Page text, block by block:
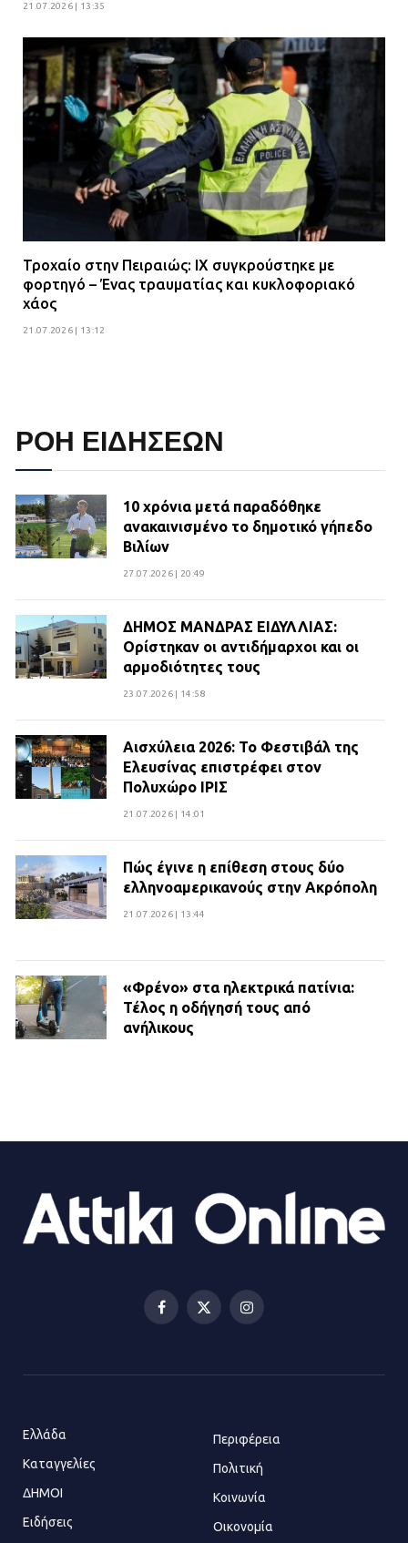
21.07.2026 | 13:35
Τροχαίο στην Πειραιώς: ΙΧ συγκρούστηκε με
φορτηγό – Ένας τραυματίας και κυκλοφοριακό
χάος
21.07.2026 | 13:12
ΡΟΗ ΕΙΔΗΣΕΩΝ
10 χρόνια μετά παραδόθηκε
ανακαινισμένο το δημοτικό γήπεδο
Βιλίων
27.07.2026 | 20:49
ΔΗΜΟΣ ΜΑΝΔΡΑΣ ΕΙΔΥΛΛΙΑΣ:
Ορίστηκαν οι αντιδήμαρχοι και οι
αρμοδιότητες τους
23.07.2026 | 14:58
Αισχύλεια 2026: Το Φεστιβάλ της
Ελευσίνας επιστρέφει στον
Πολυχώρο ΙΡΙΣ
21.07.2026 | 14:01
Πώς έγινε η επίθεση στους δύο
ελληνοαμερικανούς στην Ακρόπολη
21.07.2026 | 13:44
«Φρένο» στα ηλεκτρικά πατίνια:
Τέλος η οδήγησή τους από
ανήλικους
Βριλήσσια: Αυτοκίνητο έσπασε
τζαμαρία και μπήκε μέσα σε μαγαζί
Τηλεφωνικές απάτες με λεία
130.000 ευρώ στην Αττική
Facebook
X
Instagram
Ελλάδα
Καταγγελίες
ΔΗΜΟΙ
Ειδήσεις
Περιφέρεια
Πολιτική
Κοινωνία
Οικονομία